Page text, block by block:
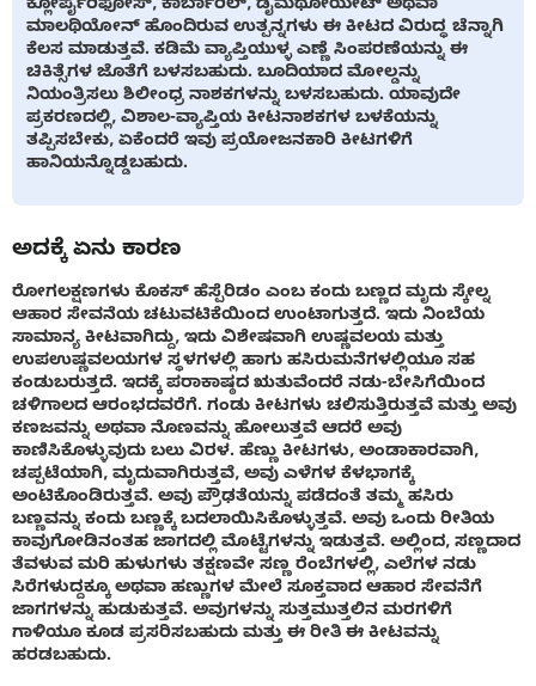
ಕ್ಲೋರ್ಪೈರಿಫೋಸ್, ಕಾರ್ಬಾರಿಲ್, ಡೈಮೆಥೋಯೇಟ್ ಅಥವಾ
ಮಾಲಥಿಯೋನ್ ಹೊಂದಿರುವ ಉತ್ಪನ್ನಗಳು ಈ ಕೀಟದ ವಿರುದ್ಧ ಚೆನ್ನಾಗಿ
ಕೆಲಸ ಮಾಡುತ್ತವೆ. ಕಡಿಮೆ ವ್ಯಾಪ್ತಿಯುಳ್ಳ ಎಣ್ಣೆ ಸಿಂಪರಣೆಯನ್ನು ಈ
ಚಿಕಿತ್ಸೆಗಳ ಜೊತೆಗೆ ಬಳಸಬಹುದು. ಬೂದಿಯಾದ ಮೋಲ್ಡನ್ನು
ನಿಯಂತ್ರಿಸಲು ಶಿಲೀಂಧ್ರ ನಾಶಕಗಳನ್ನು ಬಳಸಬಹುದು. ಯಾವುದೇ
ಪ್ರಕರಣದಲ್ಲಿ, ವಿಶಾಲ-ವ್ಯಾಪ್ತಿಯ ಕೀಟನಾಶಕಗಳ ಬಳಕೆಯನ್ನು
ತಪ್ಪಿಸಬೇಕು, ಏಕೆಂದರೆ ಇವು ಪ್ರಯೋಜನಕಾರಿ ಕೀಟಗಳಿಗೆ
ಹಾನಿಯನ್ನೊಡ್ಡಬಹುದು.
ಅದಕ್ಕೆ ಏನು ಕಾರಣ
ರೋಗಲಕ್ಷಣಗಳು ಕೊಕಸ್ ಹೆಸ್ಪೆರಿಡಂ ಎಂಬ ಕಂದು ಬಣ್ಣದ ಮೃದು ಸ್ಕೇಲ್ನ
ಆಹಾರ ಸೇವನೆಯ ಚಟುವಟಿಕೆಯಿಂದ ಉಂಟಾಗುತ್ತದೆ. ಇದು ನಿಂಬೆಯ
ಸಾಮಾನ್ಯ ಕೀಟವಾಗಿದ್ದು, ಇದು ವಿಶೇಷವಾಗಿ ಉಷ್ಣವಲಯ ಮತ್ತು
ಉಪಉಷ್ಣವಲಯಗಳ ಸ್ಥಳಗಳಲ್ಲಿ ಹಾಗು ಹಸಿರುಮನೆಗಳಲ್ಲಿಯೂ ಸಹ
ಕಂಡುಬರುತ್ತದೆ. ಇದಕ್ಕೆ ಪರಾಕಾಷ್ಠದ ಋತುವೆಂದರೆ ನಡು-ಬೇಸಿಗೆಯಿಂದ
ಚಳಿಗಾಲದ ಆರಂಭದವರೆಗೆ. ಗಂಡು ಕೀಟಗಳು ಚಲಿಸುತ್ತಿರುತ್ತವೆ ಮತ್ತು ಅವು
ಕಣಜವನ್ನು ಅಥವಾ ನೊಣವನ್ನು ಹೋಲುತ್ತವೆ ಆದರೆ ಅವು
ಕಾಣಿಸಿಕೊಳ್ಳುವುದು ಬಲು ವಿರಳ. ಹೆಣ್ಣು ಕೀಟಗಳು, ಅಂಡಾಕಾರವಾಗಿ,
ಚಪ್ಪಟೆಯಾಗಿ, ಮೃದುವಾಗಿರುತ್ತವೆ, ಅವು ಎಳೆಗಳ ಕೆಳಭಾಗಕ್ಕೆ
ಅಂಟಿಕೊಂಡಿರುತ್ತವೆ. ಅವು ಪ್ರೌಢತೆಯನ್ನು ಪಡೆದಂತೆ ತಮ್ಮ ಹಸಿರು
ಬಣ್ಣವನ್ನು ಕಂದು ಬಣ್ಣಕ್ಕೆ ಬದಲಾಯಿಸಿಕೊಳ್ಳುತ್ತವೆ. ಅವು ಒಂದು ರೀತಿಯ
ಕಾವುಗೋಡಿನಂತಹ ಜಾಗದಲ್ಲಿ ಮೊಟ್ಟೆಗಳನ್ನು ಇಡುತ್ತವೆ. ಅಲ್ಲಿಂದ, ಸಣ್ಣದಾದ
ತೆವಳುವ ಮರಿ ಹುಳುಗಳು ತಕ್ಷಣವೇ ಸಣ್ಣ ರೆಂಬೆಗಳಲ್ಲಿ, ಎಲೆಗಳ ನಡು
ಸಿರೆಗಳುದ್ದಕ್ಕೂ ಅಥವಾ ಹಣ್ಣುಗಳ ಮೇಲೆ ಸೂಕ್ತವಾದ ಆಹಾರ ಸೇವನೆಗೆ
ಜಾಗಗಳನ್ನು ಹುಡುಕುತ್ತವೆ. ಅವುಗಳನ್ನು ಸುತ್ತಮುತ್ತಲಿನ ಮರಗಳಿಗೆ
ಗಾಳಿಯೂ ಕೂಡ ಪ್ರಸರಿಸಬಹುದು ಮತ್ತು ಈ ರೀತಿ ಈ ಕೀಟವನ್ನು
ಹರಡಬಹುದು.